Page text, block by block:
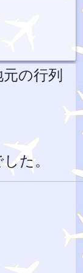
の行列
た。